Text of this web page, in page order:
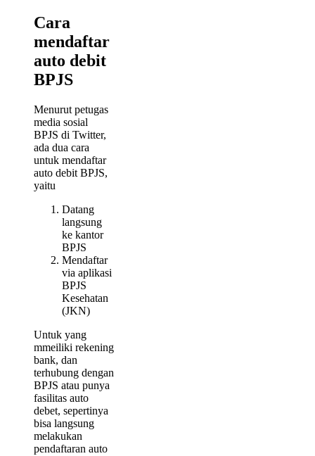
Cara
mendaftar
auto debit
BPJS
Menurut petugas
media sosial
BPJS di Twitter,
ada dua cara
untuk mendaftar
auto debit BPJS,
yaitu
Datang
langsung
ke kantor
BPJS
Mendaftar
via aplikasi
BPJS
Kesehatan
(JKN)
Untuk yang
mmeiliki rekening
bank, dan
terhubung dengan
BPJS atau punya
fasilitas auto
debet, sepertinya
bisa langsung
melakukan
pendaftaran auto